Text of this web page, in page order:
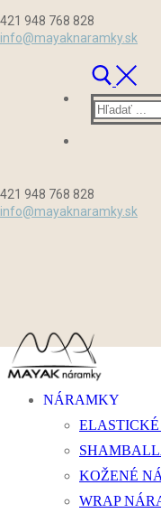
na
421 948 768 828
info@mayaknaramky.sk
Hľadať:
421 948 768 828
info@mayaknaramky.sk
NÁRAMKY
KOŽENÉ
WRAP